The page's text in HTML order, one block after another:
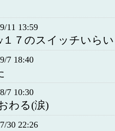
11 13:59
７のスイッチいら
7 18:40
7 10:30
わる(涙)
30 22:26